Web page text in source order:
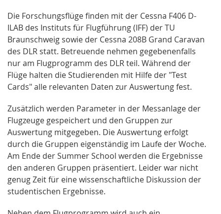
Die Forschungsflüge finden mit der Cessna F406 D-
ILAB des Instituts für Flugführung (IFF) der TU
Braunschweig sowie der Cessna 208B Grand Caravan
des DLR statt. Betreuende nehmen gegebenenfalls
nur am Flugprogramm des DLR teil. Während der
Flüge halten die Studierenden mit Hilfe der "Test
Cards" alle relevanten Daten zur Auswertung fest.
Zusätzlich werden Parameter in der Messanlage der
Flugzeuge gespeichert und den Gruppen zur
Auswertung mitgegeben. Die Auswertung erfolgt
durch die Gruppen eigenständig im Laufe der Woche.
Am Ende der Summer School werden die Ergebnisse
den anderen Gruppen präsentiert. Leider war nicht
genug Zeit für eine wissenschaftliche Diskussion der
studentischen Ergebnisse.